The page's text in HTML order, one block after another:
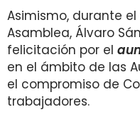
Asimismo, durante
Asamblea, Álvaro
felicitación por el
en el ámbito de las
el compromiso de
trabajadores.